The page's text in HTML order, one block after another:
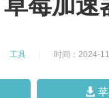
工具 时间：2024-